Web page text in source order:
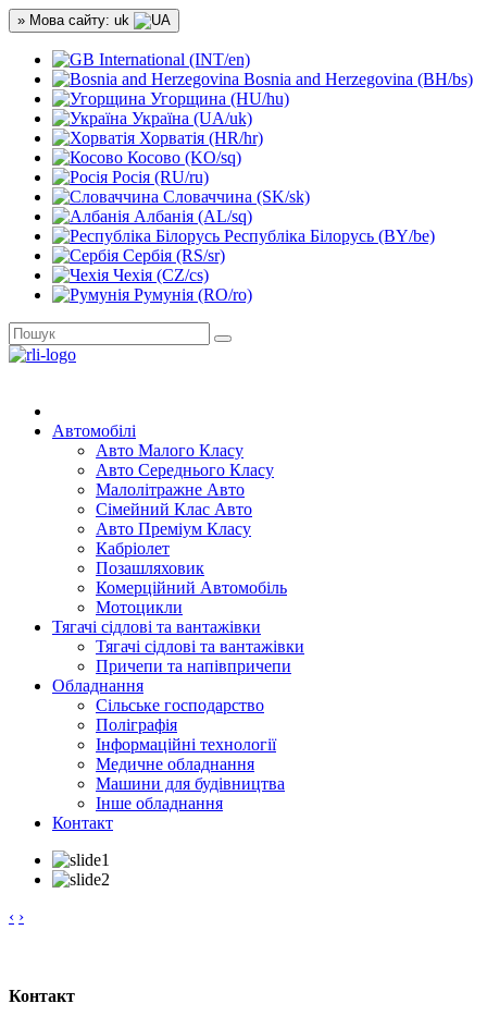
» Мова сайту: uk
International (INT/en)
Bosnia and Herzegovina (BH/bs)
Угорщина (HU/hu)
Україна (UA/uk)
Хорватія (HR/hr)
Косово (KO/sq)
Росія (RU/ru)
Словаччина (SK/sk)
Албанія (AL/sq)
Республіка Білорусь (BY/be)
Сербія (RS/sr)
Чехія (CZ/cs)
Румунія (RO/ro)
Автомобілі
Авто Малого Класу
Авто Середнього Класу
Малолітражне Авто
Сімейний Клас Авто
Авто Преміум Класу
Кабріолет
Позашляховик
Комерційний Автомобіль
Мотоцикли
Тягачі сідлові та вантажівки
Тягачі сідлові та вантажівки
Причепи та напівпричепи
Обладнання
Сільське господарство
Поліграфія
Інформаційні технології
Медичне обладнання
Машини для будівництва
Інше обладнання
Контакт
‹ ›
Контакт